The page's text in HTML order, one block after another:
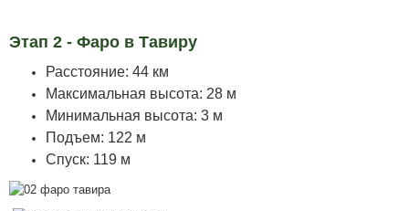
Этап 2 - Фаро в Тавиру
Расстояние: 44 км
Максимальная высота: 28 м
Минимальная высота: 3 м
Подъем: 122 м
Спуск: 119 м